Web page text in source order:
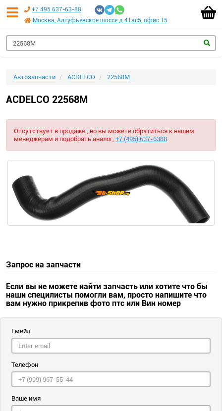
+7 495 637-63-88
Москва, Алтуфьевское шоссе д 41ас5, офис 15
Автозапчасти ACDELCO 22568M
ACDELCO 22568M
Отсутствует в продаже , но вы можете обратиться к нашим
менеджерам и подобрать аналог, +7 (495) 637-6388
Запрос на запчасти
Если вы не можете найти запчасть или хотите что бы
наши специлисты помогли вам, просто напишите что
вам нужно прикрепив фото птс или Вин номер
Емейл
Телефон
Ваше имя